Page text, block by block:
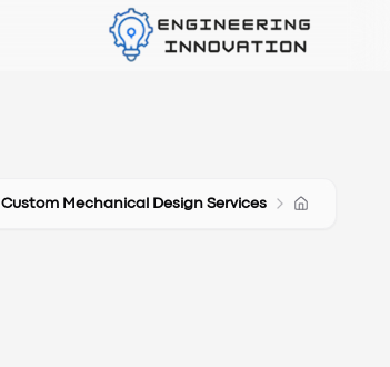
Custom Mechanical Design Services